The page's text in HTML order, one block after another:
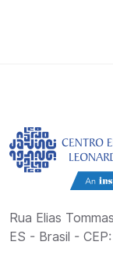
Rua Elias
ES - Brasil -